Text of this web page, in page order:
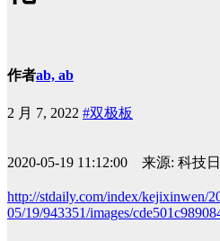
作者ab, ab
2 月 7, 2022 #双极板
2020-05-19 11:12:00 来源: 科技
http://stdaily.com/index/kejixinwen/
05/19/943351/images/